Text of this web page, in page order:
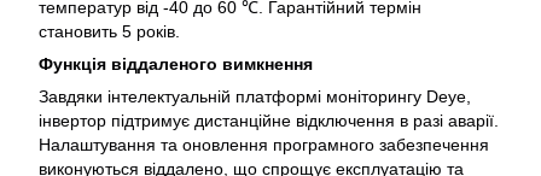
температур від -40 до 60 ℃. Гарантійний термін
становить 5 років.
Функція віддаленого вимкнення
Завдяки інтелектуальній платформі моніторингу Deye,
інвертор підтримує дистанційне відключення в разі аварії.
Налаштування та оновлення програмного забезпечення
виконуються віддалено, що спрощує експлуатацію та